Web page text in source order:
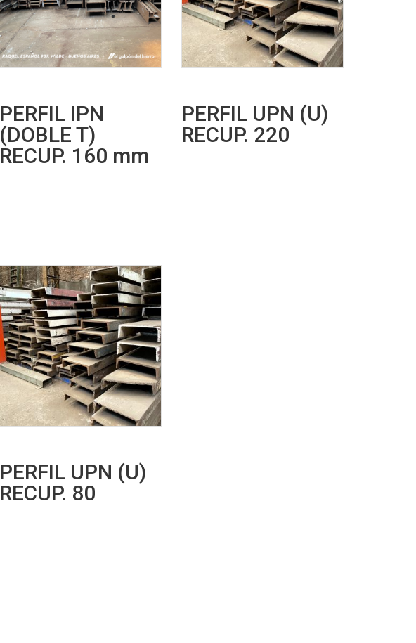
PERFIL IPN
(DOBLE T)
RECUP. 160 mm
PERFIL UPN (U)
RECUP. 220
PERFIL UPN (U)
RECUP. 80